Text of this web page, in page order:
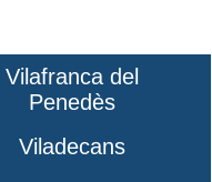
Vilafranca del
Penedès
Viladecans